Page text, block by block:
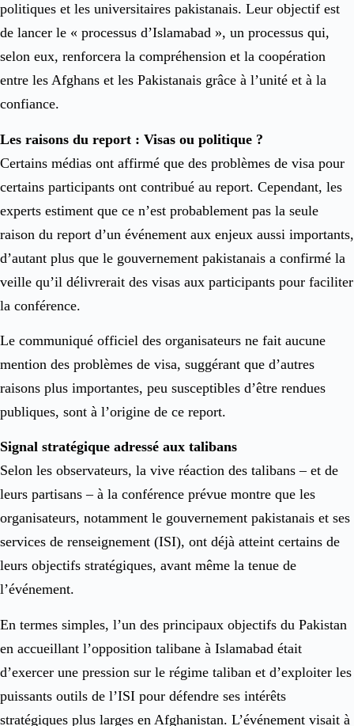
politiques et les universitaires pakistanais. Leur objectif est
de lancer le « processus d’Islamabad », un processus qui,
selon eux, renforcera la compréhension et la coopération
entre les Afghans et les Pakistanais grâce à l’unité et à la
confiance.
Les raisons du report : Visas ou politique ?
Certains médias ont affirmé que des problèmes de visa pour
certains participants ont contribué au report. Cependant, les
experts estiment que ce n’est probablement pas la seule
raison du report d’un événement aux enjeux aussi importants,
d’autant plus que le gouvernement pakistanais a confirmé la
veille qu’il délivrerait des visas aux participants pour faciliter
la conférence.
Le communiqué officiel des organisateurs ne fait aucune
mention des problèmes de visa, suggérant que d’autres
raisons plus importantes, peu susceptibles d’être rendues
publiques, sont à l’origine de ce report.
Signal stratégique adressé aux talibans
Selon les observateurs, la vive réaction des talibans – et de
leurs partisans – à la conférence prévue montre que les
organisateurs, notamment le gouvernement pakistanais et ses
services de renseignement (ISI), ont déjà atteint certains de
leurs objectifs stratégiques, avant même la tenue de
l’événement.
En termes simples, l’un des principaux objectifs du Pakistan
en accueillant l’opposition talibane à Islamabad était
d’exercer une pression sur le régime taliban et d’exploiter les
puissants outils de l’ISI pour défendre ses intérêts
stratégiques plus larges en Afghanistan. L’événement visait à